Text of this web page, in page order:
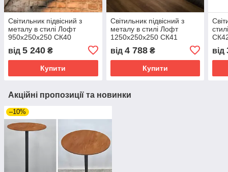
Світильник підвісний з
металу в стилі Лофт
950х250х250 СК40
від 5 240 ₴
Купити
Світильник підвісний з
металу в стилі Лофт
1250х250х250 СК41
від 4 788₴
Купити
від
Акційні пропозиції та новинки
–10%